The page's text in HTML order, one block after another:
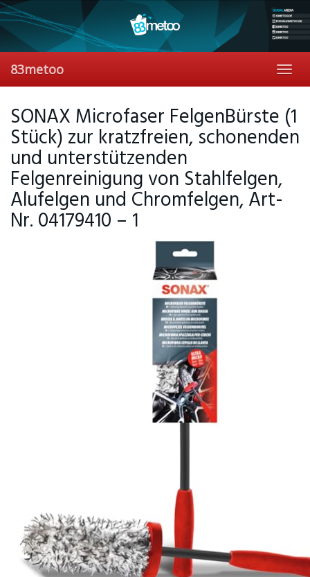
Skip
to
content
83metoo
SONAX Microfaser FelgenBürste (1
Stück) zur kratzfreien, schonenden
und unterstützenden
Felgenreinigung von Stahlfelgen,
Alufelgen und Chromfelgen, Art-
Nr. 04179410 – 1